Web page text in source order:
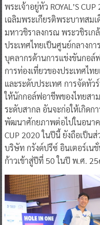
พระเจ้าอยู่หัว ROYAL’S
เฉลิมพระเกียรติพระบาทสม
มหาวชิราลงกรณ พระวชิรเก
ประเทศไทยเป็นศูนย์กลางก
บุคลากรด้านการแข่งขันกอล์
การท่องเที่ยวของประเทศไ
และระดับประเทศ การจัดทัว
ให้นักกอล์ฟอาชีพของไทยสา
ระดับสากล อันจะก่อให้เกิดก
พัฒนาศักยภาพต่อไปในอนาค
CUP 2020 ในปีนี้ ยังถือเป็น
บริษัท กรังด์ปรีซ์ อินเตอร์เน
ก้าวเข้าสู่ปีที่ 50 ในปี พ.ศ.